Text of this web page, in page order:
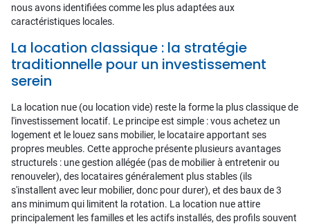
nous avons identifiées comme les plus adaptées aux
caractéristiques locales.
La location classique : la stratégie
traditionnelle pour un investissement
serein
La location nue (ou location vide) reste la forme la plus classique de
l'investissement locatif. Le principe est simple : vous achetez un
logement et le louez sans mobilier, le locataire apportant ses
propres meubles. Cette approche présente plusieurs avantages
structurels : une gestion allégée (pas de mobilier à entretenir ou
renouveler), des locataires généralement plus stables (ils
s'installent avec leur mobilier, donc pour durer), et des baux de 3
ans minimum qui limitent la rotation. La location nue attire
principalement les familles et les actifs installés, des profils souvent